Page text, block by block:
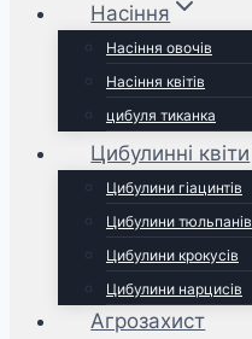
Насіння
Насіння овочів
Насіння квітів
цибуля тиканка
Цибулинні квіти
Цибулини гіацинтів
Цибулини тюльпанів
Цибулини крокусів
Цибулини нарцисів
Агрозахист